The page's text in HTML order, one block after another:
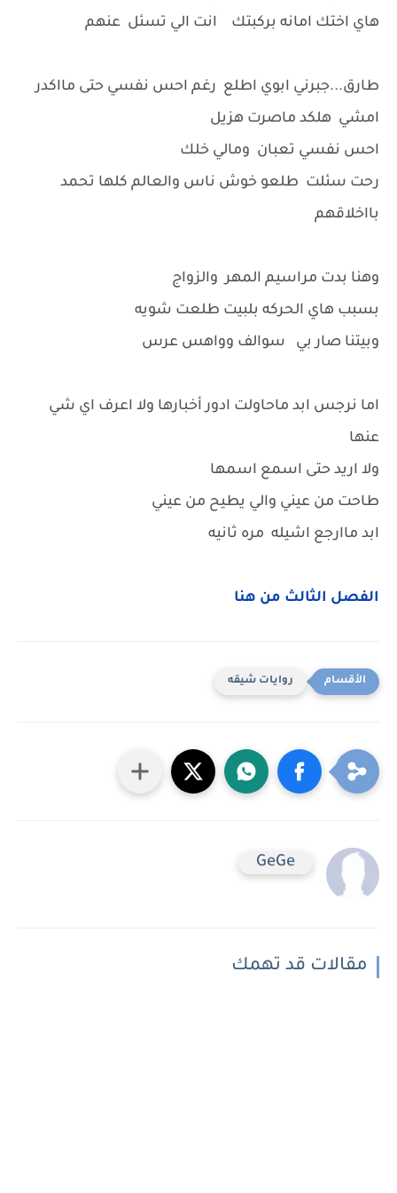
هاي اختك امانه بركبتك انت الي تسئل عنهم
طارق...جبرني ابوي اطلع رغم احس نفسي حتى مااكدر
امشي هلكد ماصرت هزيل
احس نفسي تعبان ومالي خلك
رحت سئلت طلعو خوش ناس والعالم كلها تحمد
بااخلاقهم
وهنا بدت مراسيم المهر والزواج
بسبب هاي الحركه بلبيت طلعت شويه
وبيتنا صار بي سوالف وواهس عرس
اما نرجس ابد ماحاولت ادور أخبارها ولا اعرف اي شي
عنها
ولا اريد حتى اسمع اسمها
طاحت من عيني والي يطيح من عيني
ابد ماارجع اشيله مره ثانيه
الفصل الثالث من هنا
روايات شيقه
GeGe
مقالات قد تهمك